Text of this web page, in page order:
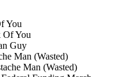
You
You
Guy
Man (Wasted)
Man (Wasted)